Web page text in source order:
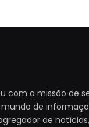
com a missão de
de
de